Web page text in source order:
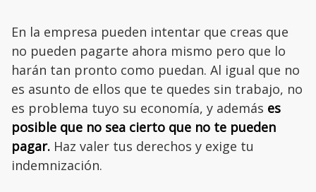
En la empresa pueden intentar que creas que
no pueden pagarte ahora mismo pero que lo
harán tan pronto como puedan. Al igual que no
es asunto de ellos que te quedes sin trabajo, no
es problema tuyo su economía, y además es
posible que no sea cierto que no te pueden
pagar. Haz valer tus derechos y exige tu
indemnización.